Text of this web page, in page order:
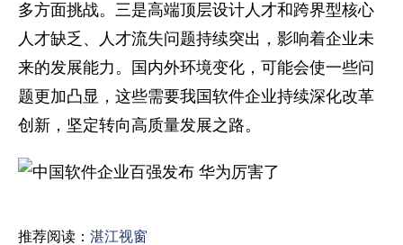
多方面挑战。三是高端顶层设计人才和跨界型核心
人才缺乏、人才流失问题持续突出，影响着企业未
来的发展能力。国内外环境变化，可能会使一些问
题更加凸显，这些需要我国软件企业持续深化改革
创新，坚定转向高质量发展之路。
推荐阅读： 湛江视窗